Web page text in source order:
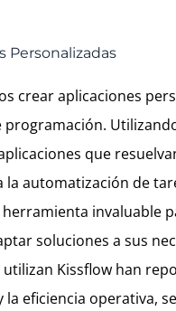
Personalizadas
crear aplicaciones
que
automatización de
invaluable
soluciones a sus
utilizan Kissflow han
eficiencia operativa,